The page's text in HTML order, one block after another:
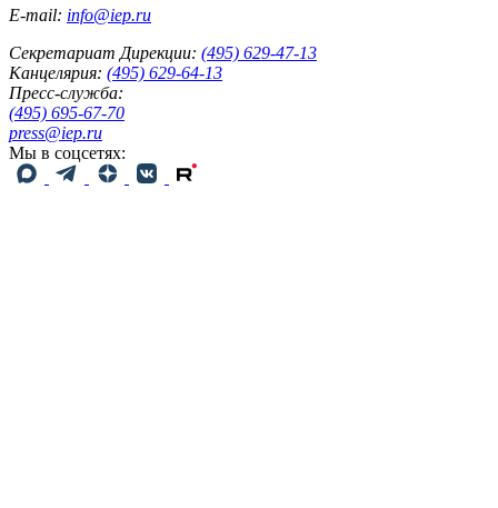
E-mail: info@iep.ru
Секретариат Дирекции: (495) 629-47-13
Канцелярия: (495) 629-64-13
Пресс-служба:
(495) 695-67-70
press@iep.ru
Мы в соцсетях: